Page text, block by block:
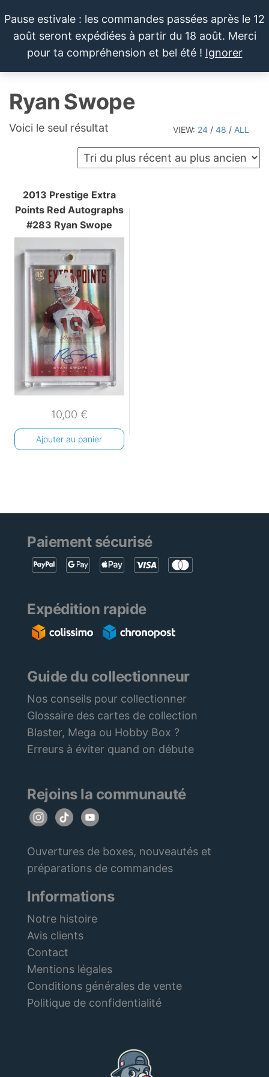
au
contenu
Pause estivale : les commandes passées après le 12
août seront expédiées à partir du 18 août. Merci
pour ta compréhension et bel été ! Ignorer
LE SPORTIF
DU
Cartes
et
produits
autour
du
sport et
pop
culture
Ryan Swope
VIEW: 24 / 48 / ALL
Voici le seul résultat
2013 Prestige Extra
Points Red Autographs
#283 Ryan Swope
10,00 €
Ajouter au panier
Paiement sécurisé
Expédition rapide
Guide du collectionneur
Nos conseils pour collectionner
Glossaire des cartes de collection
Blaster, Mega ou Hobby Box ?
Erreurs à éviter quand on débute
Rejoins la communauté
Ouvertures de boxes, nouveautés et
préparations de commandes
Informations
Notre histoire
Avis clients
Contact
Mentions légales
Conditions générales de vente
Politique de confidentialité